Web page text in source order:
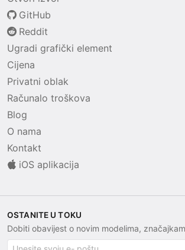
GitHub
Reddit
Ugradi grafički element
Cijena
Privatni oblak
Računalo troškova
Blog
O nama
Kontakt
iOS aplikacija
OSTANITE U TOKU
Dobiti obavijest o novim modelima,